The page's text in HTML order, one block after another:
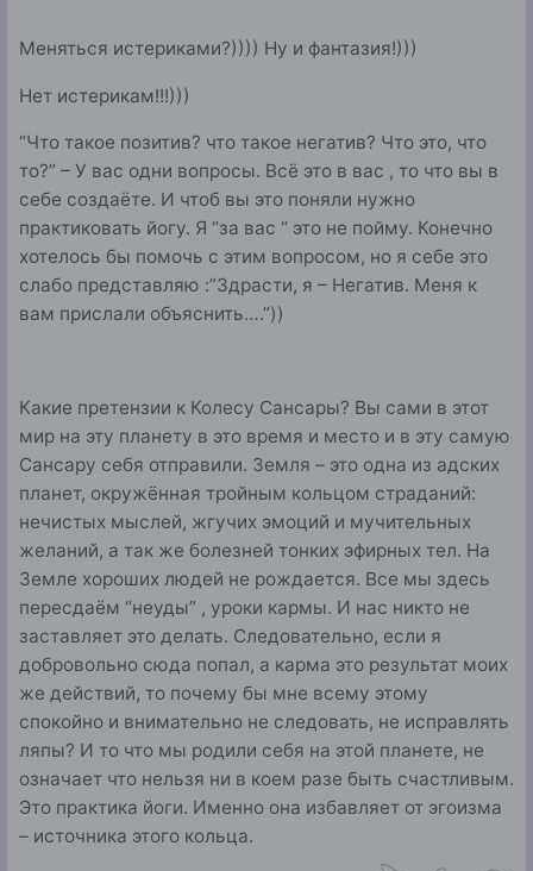
Меняться истериками?)))) Ну и фантазия!)))
Нет истерикам!!!)))
“Что такое позитив? что такое негатив? Что это, что
то?” – У вас одни вопросы. Всё это в вас , то что вы в
себе создаёте. И чтоб вы это поняли нужно
практиковать йогу. Я “за вас “ это не пойму. Конечно
хотелось бы помочь с этим вопросом, но я себе это
слабо представляю :”Здрасти, я – Негатив. Меня к
вам прислали объяснить….”))
Какие претензии к Колесу Сансары? Вы сами в этот
мир на эту планету в это время и место и в эту самую
Сансару себя отправили. Земля – это одна из адских
планет, окружённая тройным кольцом страданий:
нечистых мыслей, жгучих эмоций и мучительных
желаний, а так же болезней тонких эфирных тел. На
Земле хороших людей не рождается. Все мы здесь
пересдаём “неуды” , уроки кармы. И нас никто не
заставляет это делать. Следовательно, если я
добровольно сюда попал, а карма это результат моих
же действий, то почему бы мне всему этому
спокойно и внимательно не следовать, не исправлять
ляпы? И то что мы родили себя на этой планете, не
означает что нельзя ни в коем разе быть счастливым.
Это практика йоги. Именно она избавляет от эгоизма
– источника этого кольца.